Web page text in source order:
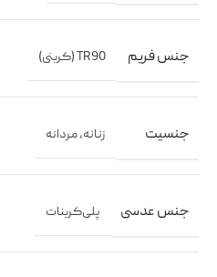
جنس فریم TR90 (کربنی)
جنسیت زنانه,مردانه
جنس عدسی پلی‌کربنات